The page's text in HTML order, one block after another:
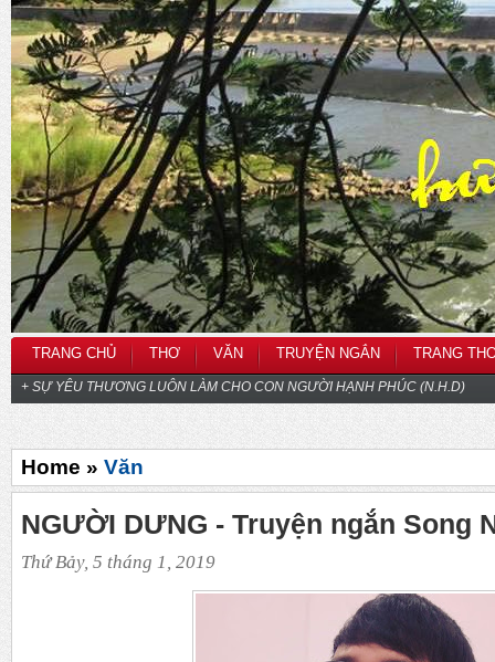
TRANG CHỦ THƠ VĂN TRUYỆN NGẮN TRANG
+ SỰ YÊU THƯƠNG LUÔN LÀM CHO CON NGƯỜI HẠNH PHÚC (N.H.D)
Home » Văn
NGƯỜI DƯNG - Truyện ngắn Song
Thứ Bảy, 5 tháng 1, 2019